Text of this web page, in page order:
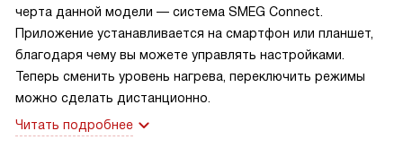
черта данной модели — система SMEG Connect.
Приложение устанавливается на смартфон или планшет,
благодаря чему вы можете управлять настройками.
Теперь сменить уровень нагрева, переключить режимы
можно сделать дистанционно.
Читать подробнее